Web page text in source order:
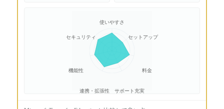
使いやすさ
セットアップ
料金
サポート充実
連携・拡張性
機能性
セキュリティ